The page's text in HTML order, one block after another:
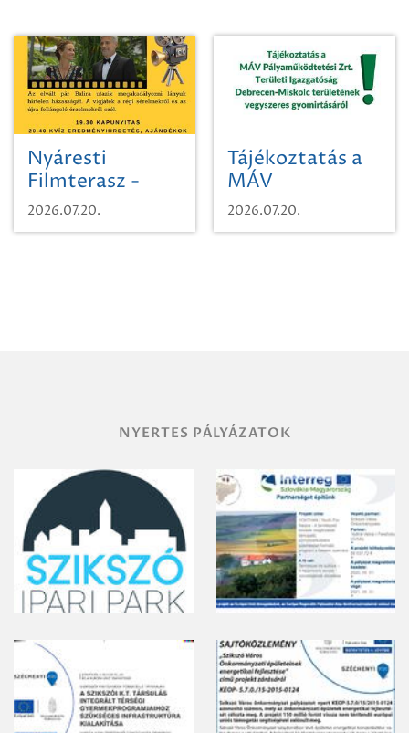
Nyáresti
Filmterasz -
Beugró a
Paradicsomba
2026.07.20.
Tájékoztatás a
MÁV
Pályaműködtetési
Zrt. Területi
2026.07.20.
NYERTES PÁLYÁZATOK